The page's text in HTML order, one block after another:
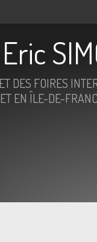
DES FOIRES
EN ÎLE-DE-